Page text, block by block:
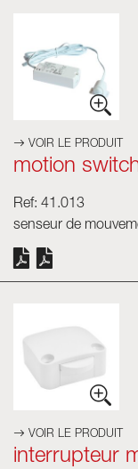
VOIR LE PRODUIT
motion
Ref: 41.013
senseur de
VOIR LE PRODUIT
interrupteur